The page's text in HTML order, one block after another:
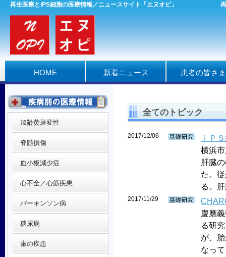
再生医療とiPS細胞の医療情報／ニュースサイト「エヌオピ」
HOME 新着ニュース 患者の皆さ
全てのトピック
2017/12/06
ｉＰ
横浜
肝臓
た。
る。
2017/11/29
慶應
る研
が、
なっ
加齢黄斑変性
脊髄損傷
血小板減少症
心不全／心筋疾患
パーキンソン病
糖尿病
歯の疾患